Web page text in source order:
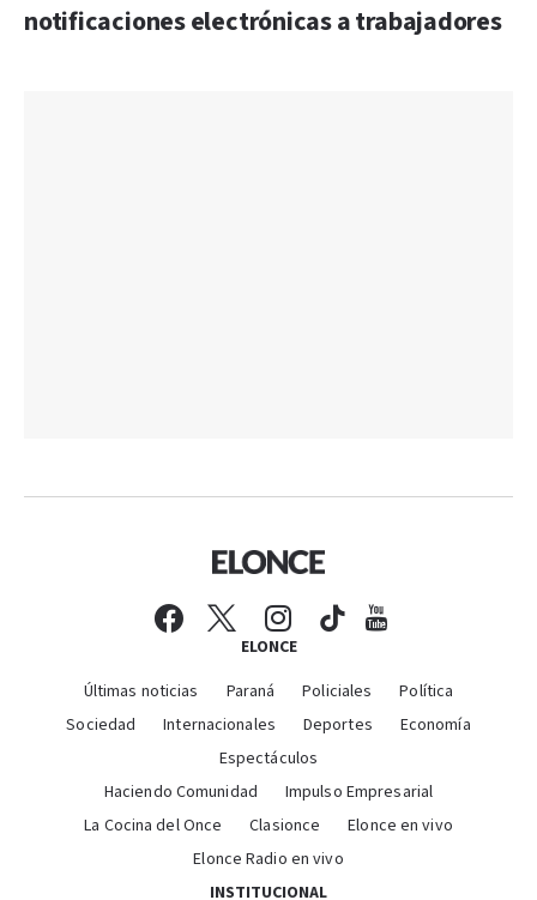
notificaciones electrónicas a trabajadores
ELONCE
Últimas noticias Paraná Policiales
Política
Sociedad
Internacionales Deportes
Economía
Espectáculos
Haciendo Comunidad
Impulso Empresarial
La Cocina del Once
Clasionce
Elonce en vivo
Elonce Radio en vivo
INSTITUCIONAL